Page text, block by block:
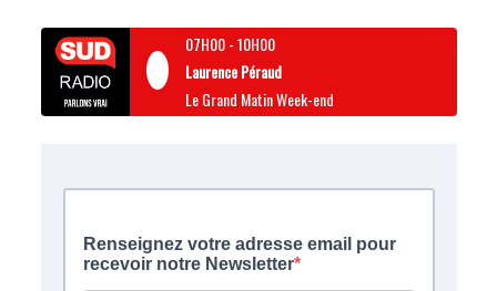
07H00-10H00
Laurence Péraud
Le Grand Matin Week-end